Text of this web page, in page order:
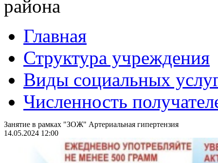
района
Главная
Структура учреждения
Виды социальных
Численность
Занятие в рамках "ЗОЖ" Артериальная гипертензия
14.05.2024 12:00